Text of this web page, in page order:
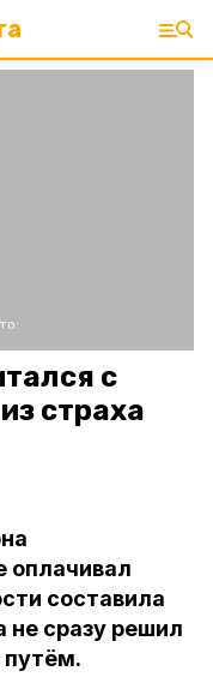
с
страха
оплачивал
составила
не сразу решил
путём.